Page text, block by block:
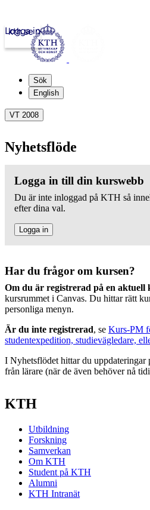
kth.se
Logga in
Sök
English
VT 2008
Nyhetsflöde
Logga in till din kurswebb
Du är inte inloggad på KTH så
efter dina val.
Logga in
Har du frågor om kursen?
Om du är registrerad på en aktuell
kursrummet i Canvas. Du hittar rätt
personliga menyn.
Är du inte registrerad, se Kurs-PM
studentexpedition, studievägledare,
I Nyhetsflödet hittar du uppdateringar
från lärare (när de även behöver nå
KTH
Utbildning
Forskning
Samverkan
Om KTH
Student på KTH
Alumni
KTH Intranät